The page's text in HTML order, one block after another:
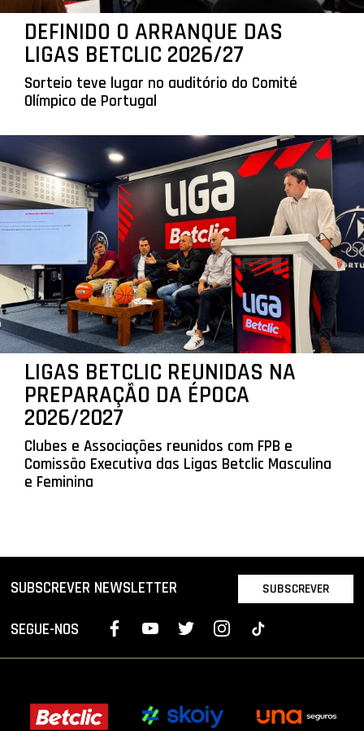
DEFINIDO O ARRANQUE DAS
LIGAS BETCLIC 2026/27
Sorteio teve lugar no auditório do Comité
Olímpico de Portugal
LIGAS BETCLIC REUNIDAS NA
PREPARAÇÃO DA ÉPOCA
2026/2027
Clubes e Associações reunidos com FPB e
Comissão Executiva das Ligas Betclic Masculina
e Feminina
SUBSCREVER NEWSLETTER SUBSCREVER
SEGUE-NOS